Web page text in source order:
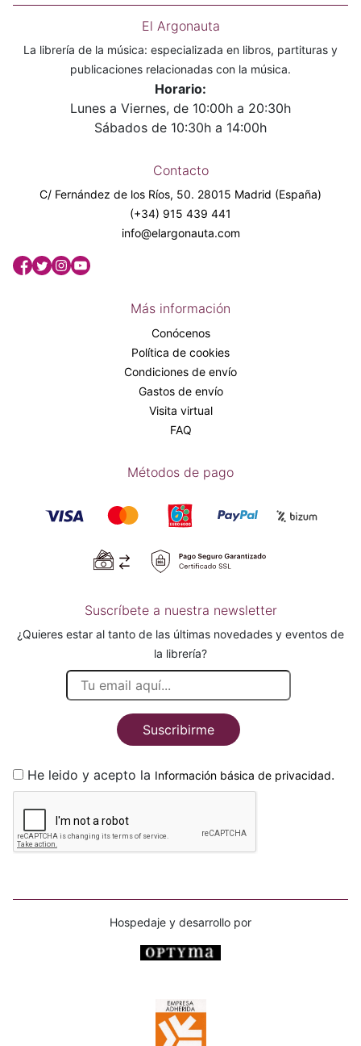
El Argonauta
La librería de la música: especializada en libros, partituras y
publicaciones relacionadas con la música.
Horario:
Lunes a Viernes, de 10:00h a 20:30h
Sábados de 10:30h a 14:00h
Contacto
C/ Fernández de los Ríos, 50. 28015 Madrid (España)
(+34) 915 439 441
info@elargonauta.com
Más información
Conócenos
Política de cookies
Condiciones de envío
Gastos de envío
Visita virtual
FAQ
Métodos de pago
Suscríbete a nuestra newsletter
¿Quieres estar al tanto de las últimas novedades y eventos de
la librería?
Suscribirme
He leido y acepto la Información básica de privacidad.
Hospedaje y desarrollo por